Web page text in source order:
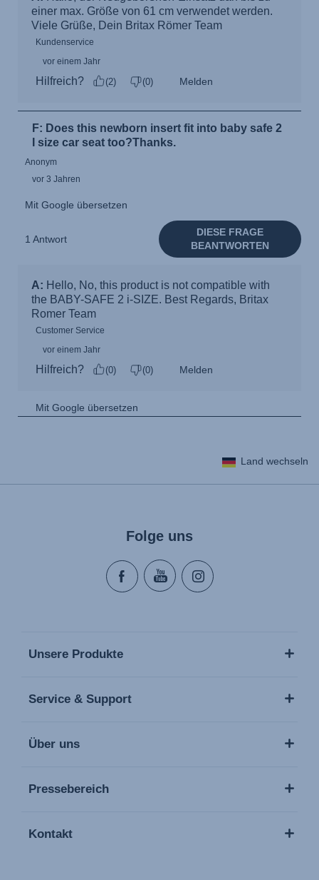
Land wechseln
Folge uns
Unsere Produkte
Service & Support
Über uns
Pressebereich
Kontakt